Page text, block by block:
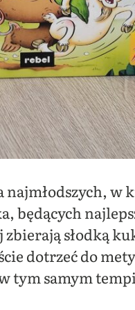
w
będących
słodką
dotrzeć do
samym